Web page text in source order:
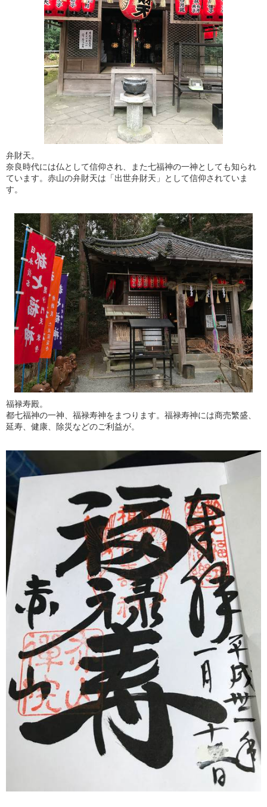
弁財天。
奈良時代には仏として信仰され、また七福神の一神としても知られ
ています。赤山の弁財天は「出世弁財天」として信仰されていま
す。
福禄寿殿。
都七福神の一神、福禄寿神をまつります。福禄寿神には商売繁盛、
延寿、健康、除災などのご利益が。